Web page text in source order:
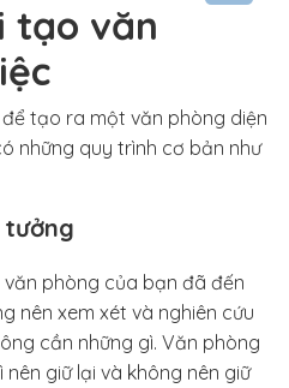
tạo văn
tạo ra một văn phòng diện
những quy trình cơ bản như
tưởng
phòng của bạn đã đến
nên xem xét và nghiên cứu
cần những gì. Văn phòng
giữ lại và không nên giữ